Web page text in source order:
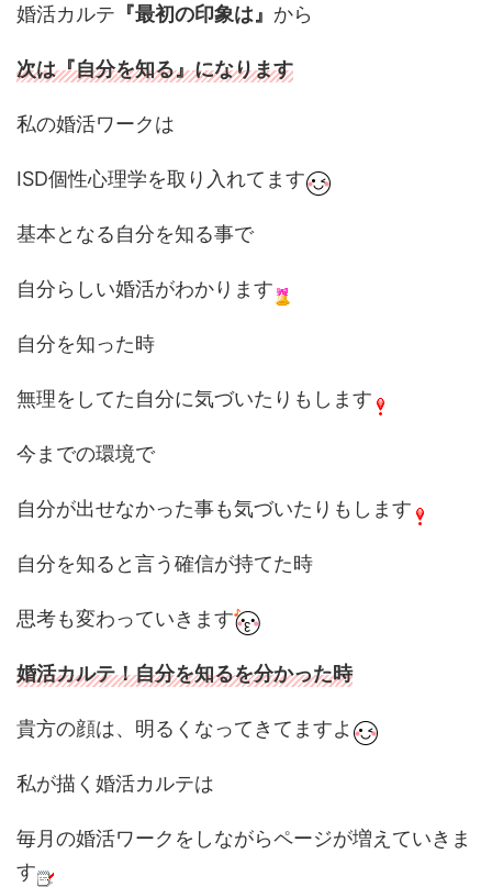
婚活カルテ 『最初の印象は』 から
次は『自分を知る』になります
私の婚活ワークは
ISD個性心理学を取り入れてます
基本となる自分を知る事で
自分らしい婚活がわかります
自分を知った時
無理をしてた自分に気づいたりもします
今までの環境で
自分が出せなかった事も気づいたりもします
自分を知ると言う確信が持てた時
思考も変わっていきます
婚活カルテ！自分を知るを分かった時
貴方の顔は、明るくなってきてますよ
私が描く婚活カルテは
毎月の婚活ワークをしながらページが増えていきま
す